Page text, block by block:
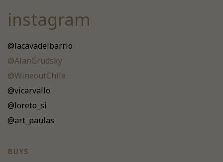
instagram
@lacavadelbarrio
@AlanGrudsky
@WineoutChile
@vicarvallo
@loreto_si
@art_paulas
BUYS